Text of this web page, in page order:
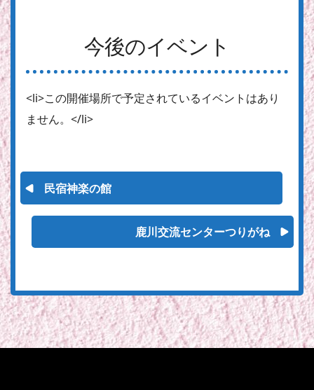
今後のイベント
<li>この開催場所で予定されているイベントはあり
ません。</li>
民宿神楽の館
鹿川交流センターつりがね